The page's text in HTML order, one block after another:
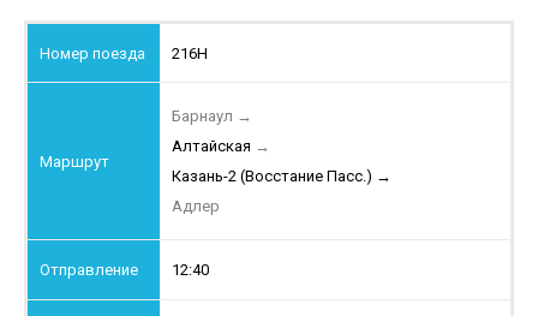
216Н
Барнаул →
Алтайская →
Казань-2 (Восстание Пасс.) →
Адлер
12:40